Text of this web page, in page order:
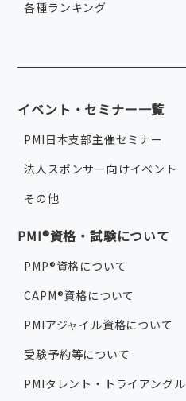
各種ランキング
イベント・セミナー一覧
PMI日本支部主催セミナー
法人スポンサー向けイベント
その他
PMI®資格・試験について
PMP®資格について
CAPM®資格について
PMIアジャイル資格について
受験予約等について
PMIタレント・トライアングル